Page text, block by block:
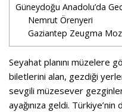
Güneydoğu Anadolu’da
Nemrut Örenyeri
Gaziantep Zeugma
Seyahat planını müzelere
biletlerini alan, gezdiği
sevgili müzesever
ayağınıza geldi.